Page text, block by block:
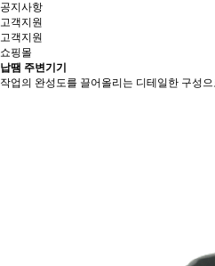
공지사항
고객지원
고객지원
쇼핑몰
납땜 주변기기
작업의 완성도를 끌어올리는 디테일한 구성